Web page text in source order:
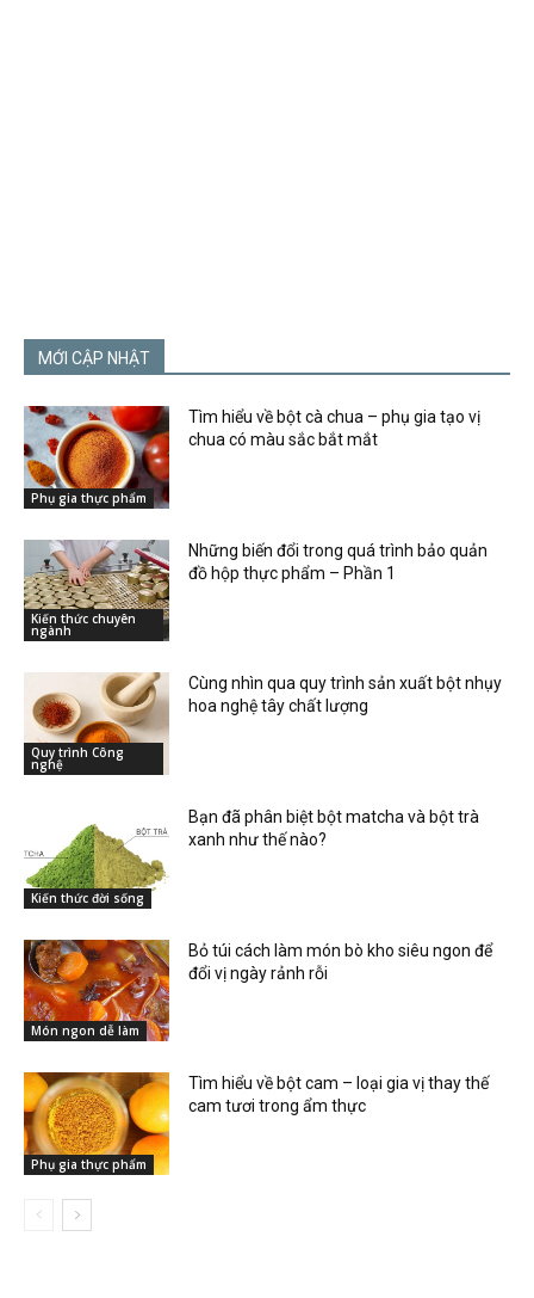
MỚI CẬP NHẬT
Phụ gia thực phẩm
Tìm hiểu về bột cà chua – phụ gia tạo vị
chua có màu sắc bắt mắt
Kiến thức chuyên
ngành
Những biến đổi trong quá trình bảo quản
đồ hộp thực phẩm – Phần 1
Quy trình Công
nghệ
Cùng nhìn qua quy trình sản xuất bột nhụy
hoa nghệ tây chất lượng
Kiến thức đời sống
Bạn đã phân biệt bột matcha và bột trà
xanh như thế nào?
Món ngon dễ làm
Bỏ túi cách làm món bò kho siêu ngon để
đổi vị ngày rảnh rỗi
Phụ gia thực phẩm
Tìm hiểu về bột cam – loại gia vị thay thế
cam tươi trong ẩm thực